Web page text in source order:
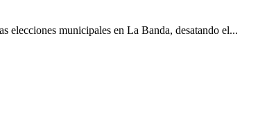
municipales en La Banda, desatando el...